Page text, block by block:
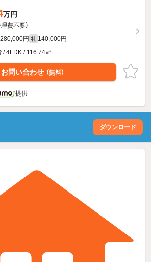
万円
理費不要）
280,000円 礼 140,000円
/ 4LDK / 116.74㎡
お問い合わせ （無料）
提供
ダウンロード